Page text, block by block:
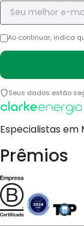
Ao continuar, indica
Seus dados estão
Especialistas em
Prêmios